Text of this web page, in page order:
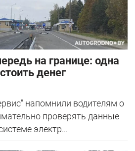
на границе: одна
денег
напомнили водителям о
проверять данные
электр...